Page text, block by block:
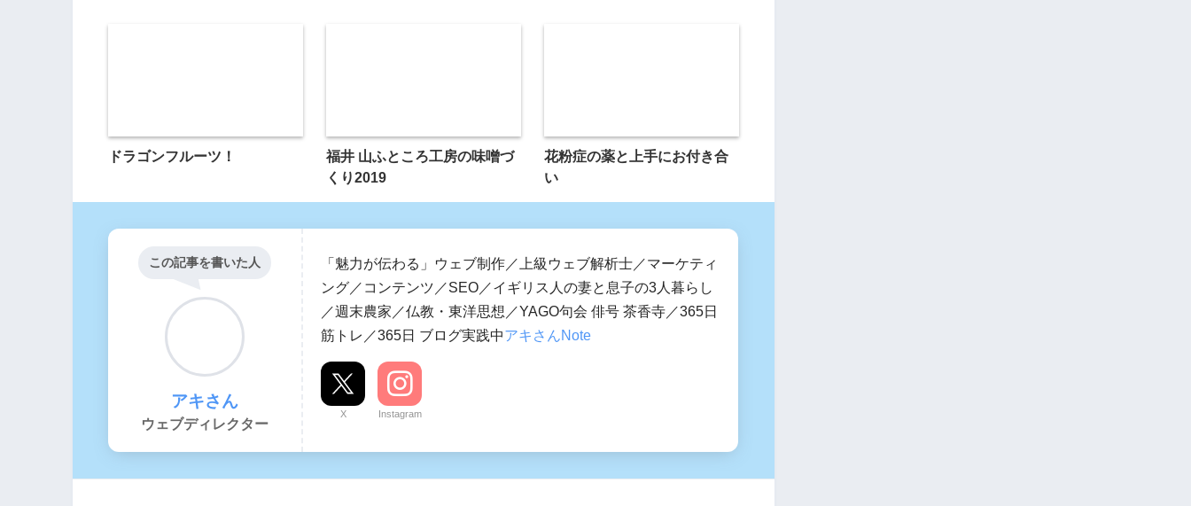
ドラゴンフルーツ！
福井 山ふところ工房の味噌づ
くり2019
花粉症の薬と上手にお付き合
い
この記事を書いた人
アキさん
ウェブディレクター
「魅力が伝わる」ウェブ制作／上級ウェブ解析士／マーケティ
ング／コンテンツ／SEO／イギリス人の妻と息子の3人暮らし
／週末農家／仏教・東洋思想／YAGO句会 俳号 茶香寺／365日
筋トレ／365日 ブログ実践中アキさんNote
X Instagram